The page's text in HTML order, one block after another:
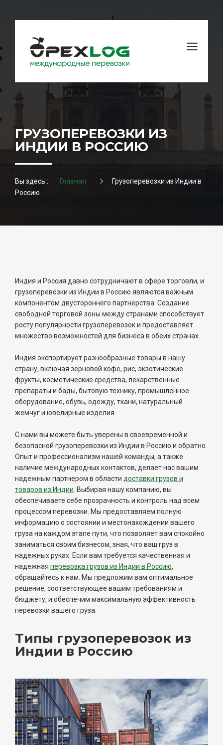
ГРУЗОПЕРЕВОЗКИ ИЗ
ИНДИИ В РОССИЮ
Вы здесь : Главная
Грузоперевозки из Индии в
Россию
Индия и Россия давно сотрудничают в сфере торговли, и
грузоперевозки из Индии в Россию являются важным
компонентом двустороннего партнерства. Создание
свободной торговой зоны между странами способствует
росту популярности грузоперевозок и предоставляет
множество возможностей для бизнеса в обеих странах.
Индия экспортирует разнообразные товары в нашу
страну, включая зерновой кофе, рис, экзотические
фрукты, косметические средства, лекарственные
препараты и бады, бытовую технику, промышленное
оборудование, обувь, одежду, ткани, натуральный
жемчуг и ювелирные изделия.
С нами вы можете быть уверены в своевременной и
безопасной грузоперевозки из Индии в Россию и обратно.
Опыт и профессионализм нашей команды, а также
наличие международных контактов, делает нас вашим
надежным партнером в области доставки грузов и
товаров из Индии . Выбирая нашу компанию, вы
обеспечиваете себе прозрачность и контроль над всем
процессом перевозки. Мы предоставляем полную
информацию о состоянии и местонахождении вашего
груза на каждом этапе пути, что позволяет вам спокойно
заниматься своим бизнесом, зная, что ваш груз в
надежных руках. Если вам требуется качественная и
надежная перевозка грузов из Индии в Россию,
обращайтесь к нам. Мы предложим вам оптимальное
решение, соответствующее вашим требованиям и
бюджету, и обеспечим максимальную эффективность
перевозки вашего груза.
Типы грузоперевозок из
Индии в Россию